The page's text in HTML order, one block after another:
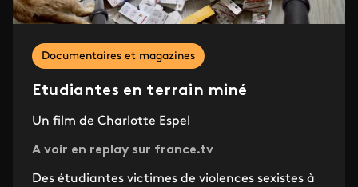
Documentaires et magazines
Etudiantes en terrain miné
Un film de Charlotte Espel
A voir en replay sur france.tv
Des étudiantes victimes de violences sexistes à